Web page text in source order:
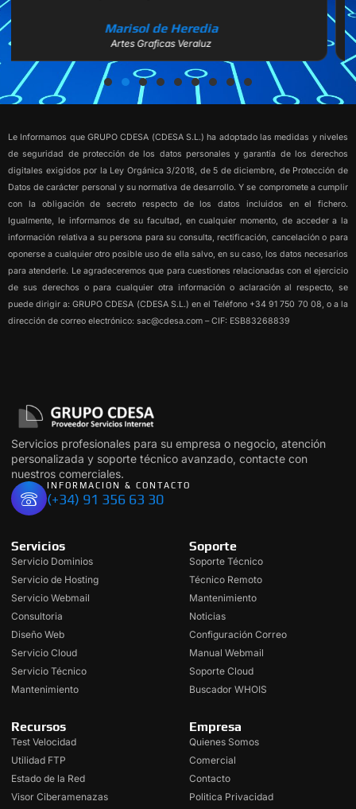
Sara Martinez
Directora Servicios Marketing Bio
Le Informamos que GRUPO CDESA (CDESA S.L.) ha adoptado las medidas y niveles
de seguridad de protección de los datos personales y garantía de los derechos
digitales exigidos por la Ley Orgánica 3/2018, de 5 de diciembre, de Protección de
Datos de carácter personal y su normativa de desarrollo. Y se compromete a cumplir
con la obligación de secreto respecto de los datos incluidos en el fichero.
Igualmente, le informamos de su facultad, en cualquier momento, de acceder a la
información relativa a su persona para su consulta, rectificación, cancelación o para
oponerse a cualquier otro posible uso de ella salvo, en su caso, los datos necesarios
para atenderle. Le agradeceremos que para cuestiones relacionadas con el ejercicio
de sus derechos o para cualquier otra información o aclaración al respecto, se
puede dirigir a: GRUPO CDESA (CDESA S.L.) en el Teléfono +34 91 750 70 08, o a la
dirección de correo electrónico: sac@cdesa.com – CIF: ESB83268839
Servicios profesionales para su empresa o negocio, atención
personalizada y soporte técnico avanzado, contacte con
nuestros comerciales.
INFORMACION & CONTACTO
(+34) 91 356 63 30
Servicios
Servicio Dominios
Servicio de Hosting
Servicio Webmail
Consultoria
Diseño Web
Servicio Cloud
Servicio Técnico
Mantenimiento
Soporte
Soporte Técnico
Técnico Remoto
Mantenimiento
Noticias
Configuración Correo
Manual Webmail
Soporte Cloud
Buscador WHOIS
Recursos
Test Velocidad
Utilidad FTP
Estado de la Red
Visor Ciberamenazas
Empresa
Quienes Somos
Comercial
Contacto
Politica Privacidad